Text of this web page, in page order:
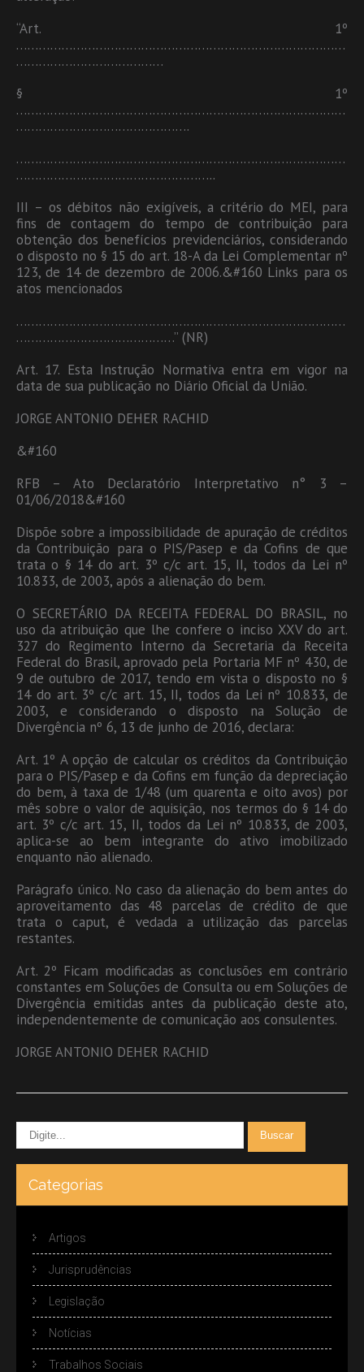
“Art. 1º
……………………………………………………………………………
…………………………………
§ 1º
……………………………………………………………………………
……………………………………….
……………………………………………………………………………
……………………………………………..
III – os débitos não exigíveis, a critério do MEI, para
fins de contagem do tempo de contribuição para
obtenção dos benefícios previdenciários, considerando
o disposto no § 15 do art. 18-A da Lei Complementar nº
123, de 14 de dezembro de 2006.&#160 Links para os
atos mencionados
……………………………………………………………………………
……………………………………” (NR)
Art. 17. Esta Instrução Normativa entra em vigor na
data de sua publicação no Diário Oficial da União.
JORGE ANTONIO DEHER RACHID
&#160
RFB – Ato Declaratório Interpretativo n° 3 –
01/06/2018&#160
Dispõe sobre a impossibilidade de apuração de créditos
da Contribuição para o PIS/Pasep e da Cofins de que
trata o § 14 do art. 3º c/c art. 15, II, todos da Lei nº
10.833, de 2003, após a alienação do bem.
O SECRETÁRIO DA RECEITA FEDERAL DO BRASIL, no
uso da atribuição que lhe confere o inciso XXV do art.
327 do Regimento Interno da Secretaria da Receita
Federal do Brasil, aprovado pela Portaria MF nº 430, de
9 de outubro de 2017, tendo em vista o disposto no §
14 do art. 3º c/c art. 15, II, todos da Lei nº 10.833, de
2003, e considerando o disposto na Solução de
Divergência nº 6, 13 de junho de 2016, declara:
Art. 1º A opção de calcular os créditos da Contribuição
para o PIS/Pasep e da Cofins em função da depreciação
do bem, à taxa de 1/48 (um quarenta e oito avos) por
mês sobre o valor de aquisição, nos termos do § 14 do
art. 3º c/c art. 15, II, todos da Lei nº 10.833, de 2003,
aplica-se ao bem integrante do ativo imobilizado
enquanto não alienado.
Parágrafo único. No caso da alienação do bem antes do
aproveitamento das 48 parcelas de crédito de que
trata o caput, é vedada a utilização das parcelas
restantes.
Art. 2º Ficam modificadas as conclusões em contrário
constantes em Soluções de Consulta ou em Soluções de
Divergência emitidas antes da publicação deste ato,
independentemente de comunicação aos consulentes.
JORGE ANTONIO DEHER RACHID
Categorias
Artigos
Jurisprudências
Legislação
Notícias
Trabalhos Sociais